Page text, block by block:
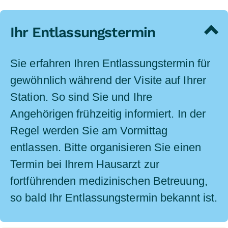
Ihr Entlassungstermin
Sie erfahren Ihren Entlassungstermin für
gewöhnlich während der Visite auf Ihrer
Station. So sind Sie und Ihre
Angehörigen frühzeitig informiert. In der
Regel werden Sie am Vormittag
entlassen. Bitte organisieren Sie einen
Termin bei Ihrem Hausarzt zur
fortführenden medizinischen Betreuung,
so bald Ihr Entlassungstermin bekannt ist.